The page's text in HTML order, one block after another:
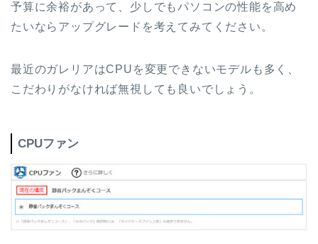
予算に余裕があって、少しでもパソコンの性能を高め
たいならアップグレードを考えてみてください。
最近のガレリアはCPUを変更できないモデルも多く、
こだわりがなければ無視しても良いでしょう。
CPUファン